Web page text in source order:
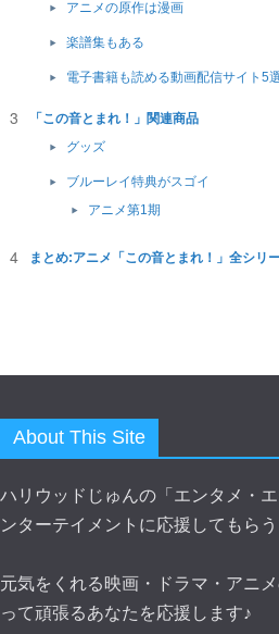
アニメの原作は漫画
楽譜集もある
電子書籍も読める動画配信サイト5
「この音とまれ！」関連商品
グッズ
ブルーレイ特典がスゴイ
アニメ第1期
まとめ:アニメ「この音とまれ！」全シリ
About This Site
ハリウッドじゅんの「エンタメ・
ンターテイメントに応援してもらう
元気をくれる映画・ドラマ・アニ
って頑張るあなたを応援します♪